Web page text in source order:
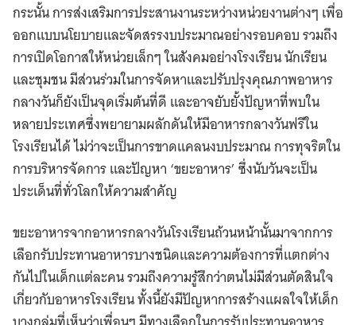
กระนั้น การส่งเสริมการประสานงานระหว่างหน่วยงานต่างๆ เพื่อ
ออกแบบนโยบายและจัดสรรงบประมาณอย่างรอบคอบ รวมถึง
การเปิดโอกาสให้หน่วยเล็กๆ ในสังคมอย่างโรงเรียน นักเรียน
และชุมชน มีส่วนร่วมในการจัดหาและปรับปรุงคุณภาพอาหาร
กลางวันก็ยังเป็นจุดเริ่มต้นที่ดี และอาจยับยั้งปัญหาที่พบใน
หลายประเทศซึ่งพยายามผลักดันให้มีอาหารกลางวันฟรีใน
โรงเรียนได้ ไม่ว่าจะเป็นการขาดแคลนงบประมาณ การทุจริตใน
การบริหารจัดการ และปัญหา ‘ขยะอาหาร’ ซึ่งนับวันจะเป็น
ประเด็นที่ทั่วโลกให้ความสำคัญ
ขยะอาหารจากอาหารกลางวันโรงเรียนถ้วนหน้านั้นมาจากการ
เลือกรับประทานอาหารบางชนิดและความต้องการที่แตกต่าง
กันไปในเด็กแต่ละคน รวมถึงความรู้สึกว่าตนไม่มีส่วนตัดสินใจ
เกี่ยวกับอาหารโรงเรียน ทั้งนี้ยังมีปัญหาการสร้างแผลใจให้เด็ก